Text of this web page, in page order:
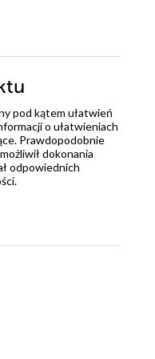
pod kątem ułatwień
o ułatwieniach
Prawdopodobnie
dokonania
odpowiednich